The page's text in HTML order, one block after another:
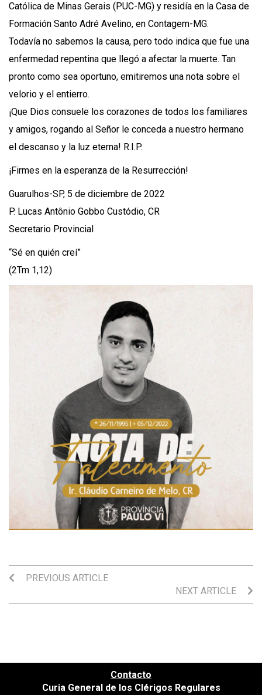
Católica de Minas Gerais (PUC-MG) y residía en la Casa de
Formación Santo Adré Avelino, en Contagem-MG.
Todavía no sabemos la causa, pero todo indica que fue una
enfermedad repentina que llegó a afectar la muerte. Tan
pronto como sea oportuno, emitiremos una nota sobre el
velorio y el entierro.
¡Que Dios consuele los corazones de todos los familiares
y amigos, rogando al Señor le conceda a nuestro hermano
el descanso y la luz eterna! R.I.P.
¡Firmes en la esperanza de la Resurrección!
Guarulhos-SP, 5 de diciembre de 2022
P. Lucas Antônio Gobbo Custódio, CR
Secretario Provincial
“Sé en quién creí”
(2Tm 1,12)
PREVIOUS ARTICLE
NEXT ARTICLE
Contacto
Curia General de los Clérigos Regulares